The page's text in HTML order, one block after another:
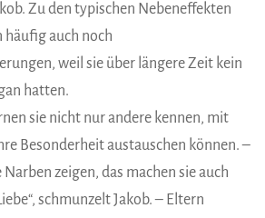
Zu den typischen Nebeneffekten
häufig auch noch
weil sie über längere Zeit kein
hatten.
sie nicht nur andere kennen, mit
Besonderheit austauschen können. –
zeigen, das machen sie auch
schmunzelt Jakob. – Eltern